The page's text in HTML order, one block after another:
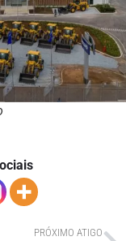
PRÓXIMO ATIGO